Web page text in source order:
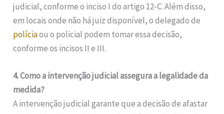
judicial, conforme o inciso I do artigo 12-C. Além disso,
em locais onde não há juiz disponível, o delegado de
políciaou o policial podem tomar essa decisão,
conforme os incisos II e III.
4. Como a intervenção judicial assegura a legalidade da
medida?
A intervenção judicial garante que a decisão de afastar